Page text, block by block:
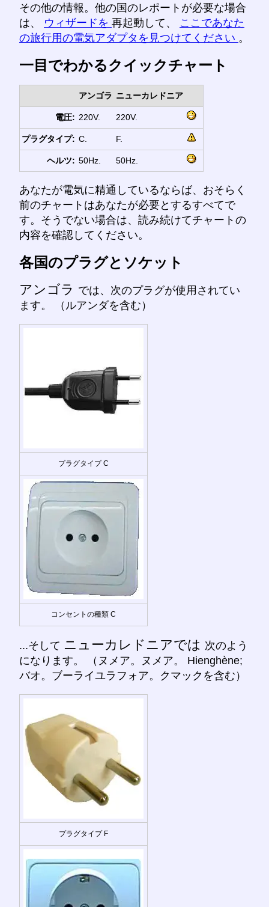
その他の情報。他の国のレポートが必要な場合
は、 ウィザードを 再起動して、 ここであなた
の旅行用の電気アダプタを見つけてください 。
一目でわかるクイックチャート
アンゴラ ニューカレドニア
電圧: 220V. 220V.
プラグタイプ: C. F.
ヘルツ: 50Hz. 50Hz.
あなたが電気に精通しているならば、おそらく
前のチャートはあなたが必要とするすべてで
す。そうでない場合は、読み続けてチャートの
内容を確認してください。
各国のプラグとソケット
アンゴラ では、次のプラグが使用されてい
ます。 （ルアンダを含む）
プラグタイプ C
コンセントの種類 C
...そして ニューカレドニアでは 次のよう
になります。 （ヌメア。ヌメア。 Hienghène;
バオ。ブーライユラフォア。クマックを含む）
プラグタイプ F